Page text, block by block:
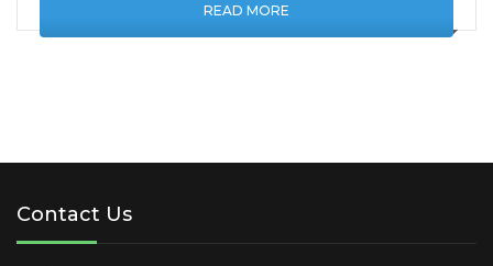
READ MORE
Contact Us